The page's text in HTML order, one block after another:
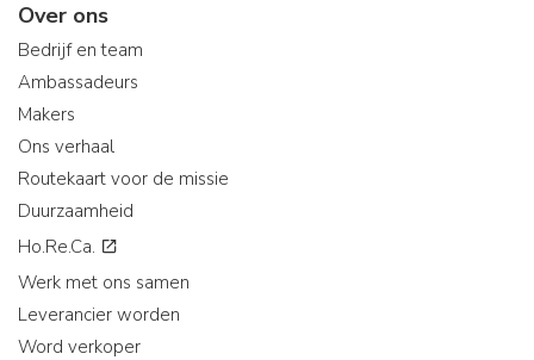
Over ons
Bedrijf en team
Ambassadeurs
Makers
Ons verhaal
Routekaart voor de missie
Duurzaamheid
Ho.Re.Ca.
Werk met ons samen
Leverancier worden
Word verkoper